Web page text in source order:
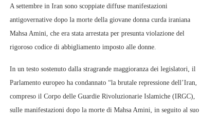
A settembre in Iran sono scoppiate diffuse manifestazioni
antigovernative dopo la morte della giovane donna curda iraniana
Mahsa Amini, che era stata arrestata per presunta violazione del
rigoroso codice di abbigliamento imposto alle donne.
In un testo sostenuto dalla stragrande maggioranza dei legislatori, il
Parlamento europeo ha condannato “la brutale repressione dell’Iran,
compreso il Corpo delle Guardie Rivoluzionarie Islamiche (IRGC),
sulle manifestazioni dopo la morte di Mahsa Amini, in seguito al suo